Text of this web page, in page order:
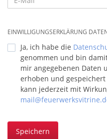
EINWILLIGUNGSERKLÄRUNG
Ja, ich habe die
genommen und bin
mir angegebenen Daten
erhoben und
kann jederzeit mit
Speichern